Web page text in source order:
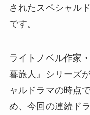
されたスペシャル
です。
ライトノベル作家
暮旅人』シリーズ
ャルドラマの時点
め、今回の連続ド